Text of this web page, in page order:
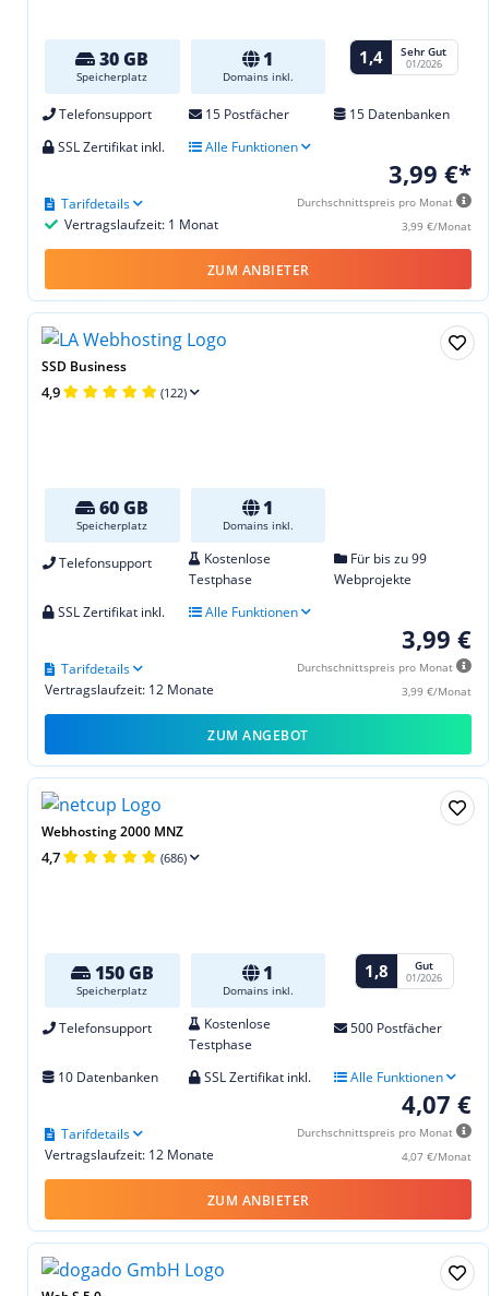
30 GB
Speicherplatz
1
Domains inkl.
1,4 Sehr Gut
01/2026
Telefonsupport 15 Postfächer
15 Datenbanken
SSL Zertifikat inkl.
Alle Funktionen
3,99 €*
Durchschnittspreis pro Monat
3,99 €/Monat
Vertragslaufzeit: 1 Monat
Tarifdetails
ZUM ANBIETER
SSD Business
4,9 (122)
60 GB
Speicherplatz
1
Domains inkl.
Telefonsupport
Kostenlose
Testphase
Für bis zu 99
Webprojekte
SSL Zertifikat inkl.
Alle Funktionen
3,99 €
Durchschnittspreis pro Monat
3,99 €/Monat
Vertragslaufzeit: 12 Monate
Tarifdetails
ZUM ANGEBOT
Webhosting 2000 MNZ
4,7 (686)
150 GB
Speicherplatz
1
Domains inkl.
1,8 Gut
01/2026
Telefonsupport
Kostenlose
Testphase
500 Postfächer
10 Datenbanken SSL Zertifikat inkl. Alle Funktionen
4,07 €
Durchschnittspreis pro Monat
4,07 €/Monat
Vertragslaufzeit: 12 Monate
Tarifdetails
ZUM ANBIETER